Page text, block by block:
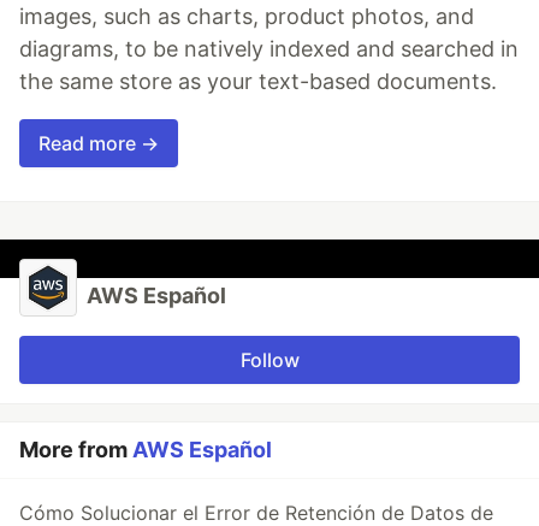
images, such as charts, product photos, and
diagrams, to be natively indexed and searched in
the same store as your text-based documents.
Read more →
AWS Español
Follow
More from AWS Español
Cómo Solucionar el Error de Retención de Datos de